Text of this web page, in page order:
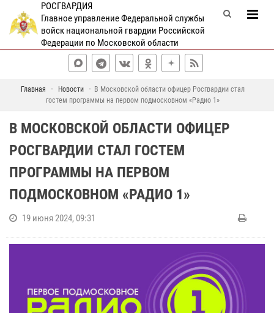
РОСГВАРДИЯ
Главное управление Федеральной службы
войск национальной гвардии Российской
Федерации по Московской области
Главная Новости
В Московской области офицер Росгвардии стал
гостем программы на первом подмосковном «Радио 1»
В МОСКОВСКОЙ ОБЛАСТИ ОФИЦЕР
РОСГВАРДИИ СТАЛ ГОСТЕМ
ПРОГРАММЫ НА ПЕРВОМ
ПОДМОСКОВНОМ «РАДИО 1»
19 июня 2024, 09:31